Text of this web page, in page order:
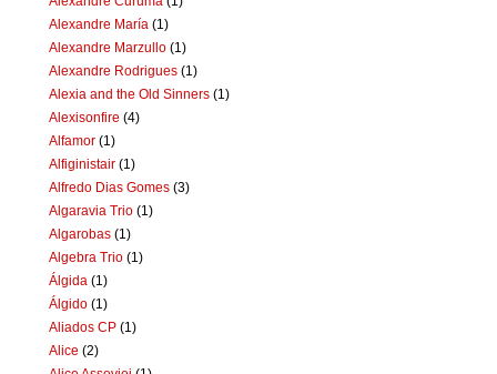
Alexandre María (1)
Alexandre Marzullo (1)
Alexandre Rodrigues (1)
Alexia and the Old Sinners (1)
Alexisonfire (4)
Alfamor (1)
Alfiginistair (1)
Alfredo Dias Gomes (3)
Algaravia Trio (1)
Algarobas (1)
Algebra Trio (1)
Álgida (1)
Álgido (1)
Aliados CP (1)
Alice (2)